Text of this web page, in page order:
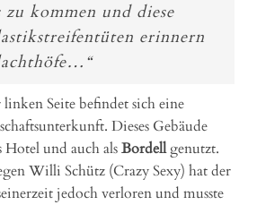
zu kommen und diese
erinnern
Seite befindet sich eine
Dieses Gebäude
und auch alsBordellgenutzt.
Willi Schütz (Crazy Sexy) hat der
jedoch verloren und musste